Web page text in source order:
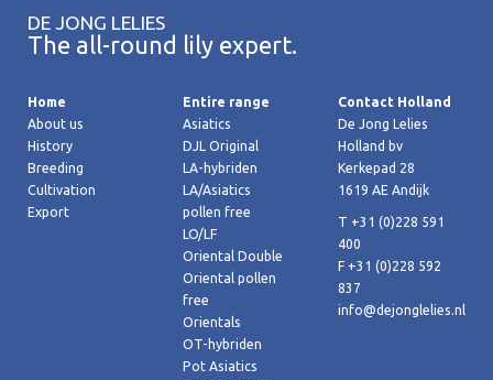
DE JONG LELIES
The all-round lily expert.
Home
About us
History
Breeding
Cultivation
Export
Entire range
Asiatics
DJL Original
LA-hybriden
LA/Asiatics
pollen free
LO/LF
Oriental Double
Oriental pollen
free
Orientals
OT-hybriden
Pot Asiatics
Contact Holland
De Jong Lelies
Holland bv
Kerkepad 28
1619 AE Andijk
T +31 (0)228 591
400
F +31 (0)228 592
837
info@dejonglelies.nl